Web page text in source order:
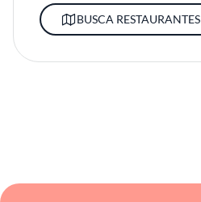
BUSCA RESTAURANTES